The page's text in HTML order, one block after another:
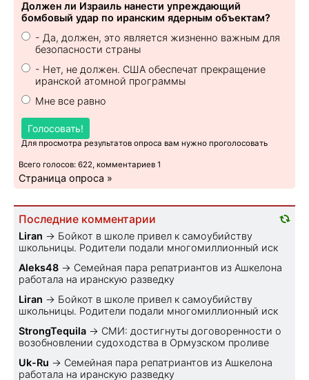
Должен ли Израиль нанести упреждающий
бомбовый удар по иранским ядерным объектам?
- Да, должен, это является жизненно важным для
безопасности страны
- Нет, не должен. США обеспечат прекращение
иранской атомной программы
Мне все равно
Голосовать!
Для просмотра результатов опроса вам нужно проголосовать
Всего голосов: 622, комментариев 1
Страница опроса »
Последние комментарии
Liran → Бойкот в школе привел к самоубийству
школьницы. Родители подали многомиллионный иск
Aleks48 → Семейная пара репатриантов из Ашкелона
работала на иранскую разведку
Liran → Бойкот в школе привел к самоубийству
школьницы. Родители подали многомиллионный иск
StrongTequila → СМИ: достигнуты договоренности о
возобновлении судоходства в Ормузском проливе
Uk-Ru → Семейная пара репатриантов из Ашкелона
работала на иранскую разведку